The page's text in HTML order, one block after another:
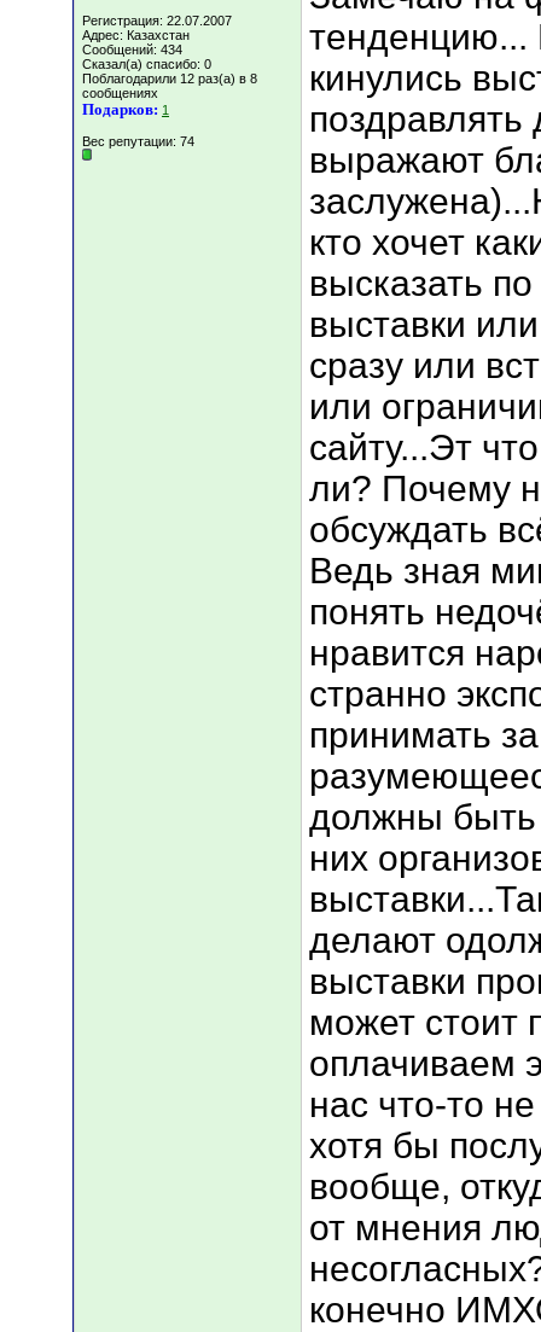
Регистрация: 22.07.2007
Адрес: Казахстан
Сообщений: 434
Сказал(а) спасибо: 0
Поблагодарили 12 раз(а) в 8
сообщениях
Подарков: 1
Вес репутации: 74
тенденцию...
кинулись
поздравлять
выражают
кто хочет
высказать
выставки
сразу или
или
сайту...Эт
ли? Почему
обсуждать
Ведь зная
понять
нравится
странно
принимать
должны быть
них
делают
выставки
может
оплачиваем
нас что-то
хотя бы
вообще,
от мнения
конечно